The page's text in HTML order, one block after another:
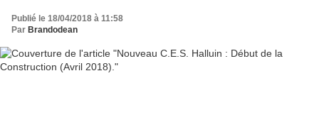
Publié le 18/04/2018 à 11:58
Par Brandodean